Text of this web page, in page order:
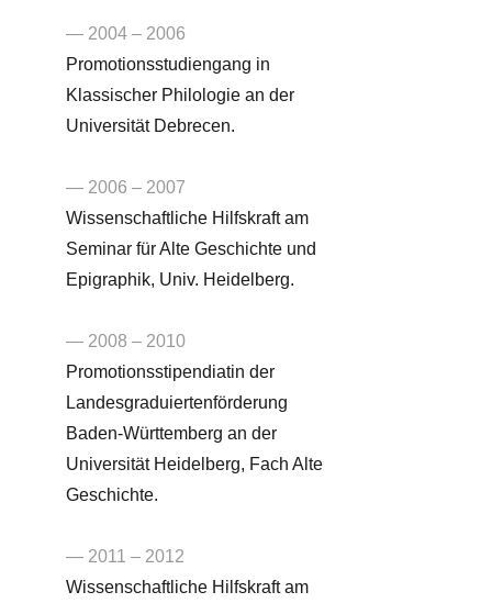
— 2004 – 2006
Promotionsstudiengang in
Klassischer Philologie an der
Universität Debrecen.
— 2006 – 2007
Wissenschaftliche Hilfskraft am
Seminar für Alte Geschichte und
Epigraphik, Univ. Heidelberg.
— 2008 – 2010
Promotionsstipendiatin der
Landesgraduiertenförderung
Baden-Württemberg an der
Universität Heidelberg, Fach Alte
Geschichte.
— 2011 – 2012
Wissenschaftliche Hilfskraft am